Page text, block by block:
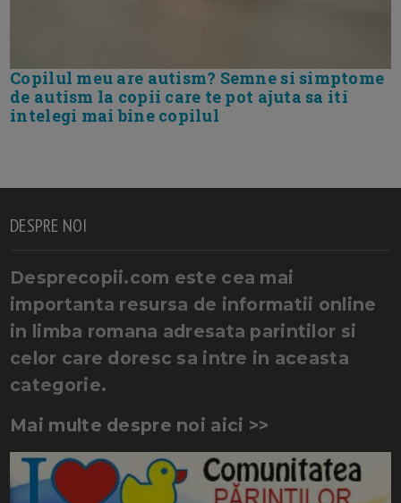
Copilul meu are autism? Semne si simptome
de autism la copii care te pot ajuta sa iti
intelegi mai bine copilul
DESPRE NOI
Desprecopii.com este cea mai
importanta resursa de informatii online
in limba romana adresata parintilor si
celor care doresc sa intre in aceasta
categorie.
Mai multe despre noi aici >>